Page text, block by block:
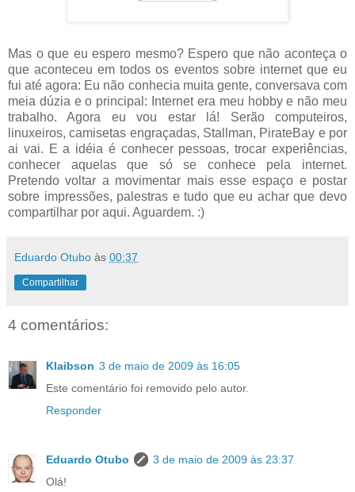
Mas o que eu espero mesmo? Espero que não aconteça o
que aconteceu em todos os eventos sobre internet que eu
fui até agora: Eu não conhecia muita gente, conversava com
meia dúzia e o principal: Internet era meu hobby e não meu
trabalho. Agora eu vou estar lá! Serão computeiros,
linuxeiros, camisetas engraçadas, Stallman, PirateBay e por
ai vai. E a idéia é conhecer pessoas, trocar experiências,
conhecer aquelas que só se conhece pela internet.
Pretendo voltar a movimentar mais esse espaço e postar
sobre impressões, palestras e tudo que eu achar que devo
compartilhar por aqui. Aguardem. :)
Eduardo Otubo às 00:37
Compartilhar
4 comentários:
Klaibson 3 de maio de 2009 às 16:05
Este comentário foi removido pelo autor.
Responder
Eduardo Otubo
3 de maio de 2009 às 23:37
Olá!